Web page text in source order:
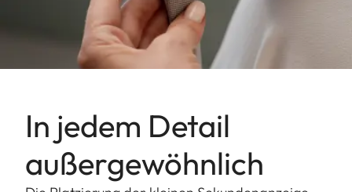
In jedem Detail
außergewöhnlich